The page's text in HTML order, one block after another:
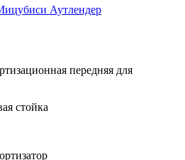
Аутлендер
передняя для
стойка